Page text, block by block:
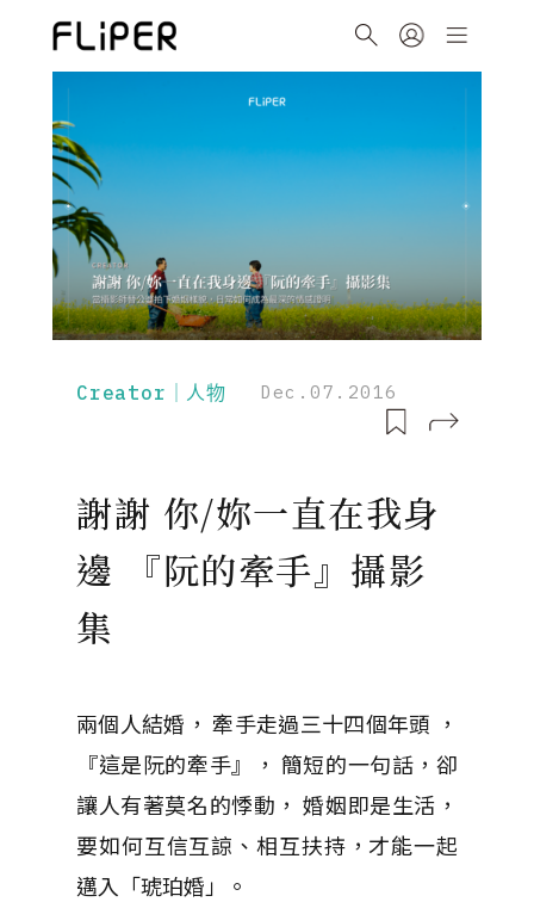
Creator｜人物 Dec.07.2016
謝謝 你/妳一直在我身
邊 『阮的牽手』攝影
集
兩個人結婚， 牽手走過三十四個年頭 ，
『這是阮的牽手』， 簡短的一句話，卻
讓人有著莫名的悸動， 婚姻即是生活，
要如何互信互諒、相互扶持，才能一起
邁入「琥珀婚」。